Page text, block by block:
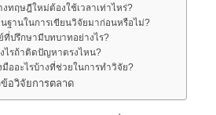
งทฤษฎีใหม่ต้องใช้เวลาเท่าไหร่?
ฐานในการเขียนวิจัยมาก่อนหรือไม่?
ที่ปรึกษามีบทบาทอย่างไร?
ไรถ้าติดปัญหาตรงไหน?
มืออะไรบ้างที่ช่วยในการทำวิจัย?
อวิจัยการตลาด